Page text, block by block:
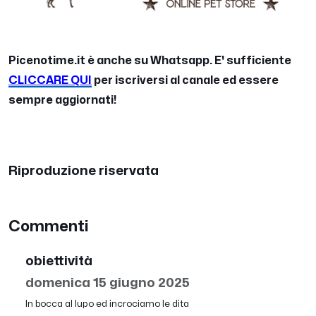
Picenotime.it è anche su Whatsapp. E' sufficiente
CLICCARE QUI
per iscriversi al canale ed essere
sempre aggiornati!
Riproduzione riservata
Commenti
obiettività
domenica 15 giugno 2025
In bocca al lupo ed incrociamo le dita